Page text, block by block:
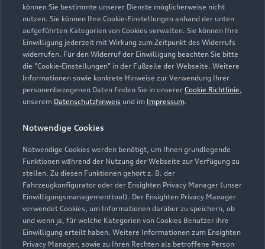
können Sie bestimmte unserer Dienste möglicherweise nicht
nutzen. Sie können Ihre Cookie-Einstellungen anhand der unten
aufgeführten Kategorien von Cookies verwalten. Sie können Ihre
Einwilligung jederzeit mit Wirkung zum Zeitpunkt des Widerrufs
widerrufen. Für den Widerruf der Einwilligung beachten Sie bitte
die "Cookie-Einstellungen" in der Fußzeile der Webseite. Weitere
Informationen sowie konkrete Hinweise zur Verwendung Ihrer
personenbezogenen Daten finden Sie in unserer Cookie Richtlinie,
unserem Datenschutzhinweis und im Impressum.
Notwendige Cookies
Notwendige Cookies werden benötigt, um Ihnen grundlegende
Funktionen während der Nutzung der Webseite zur Verfügung zu
stellen. Zu diesen Funktionen gehört z. B. der
Fahrzeugkonfigurator oder der Ensighten Privacy Manager (unser
Einwilligungsmanagementtool). Der Ensighten Privacy Manager
verwendet Cookies, um Informationen darüber zu speichern, ob
und wenn ja, für welche Kategorien von Cookies Benutzer ihre
Einwilligung erteilt haben. Weitere Informationen zum Ensighten
Privacy Manager, sowie zu Ihren Rechten als betroffene Person
Zurück nach oben
Modelle